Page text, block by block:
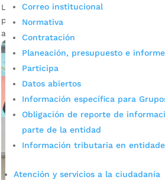
Correo institucional
Normativa
Contratación
Planeación, presupuesto e
Participa
Datos abiertos
Información específica para
Obligación de reporte de
parte de la entidad
Información tributaria en
Atención y servicios a la ciudadanía
La Secretaría de Planeación reafirma
promoción y difusión de la importancia
alcance de las iniciativas. En esta...